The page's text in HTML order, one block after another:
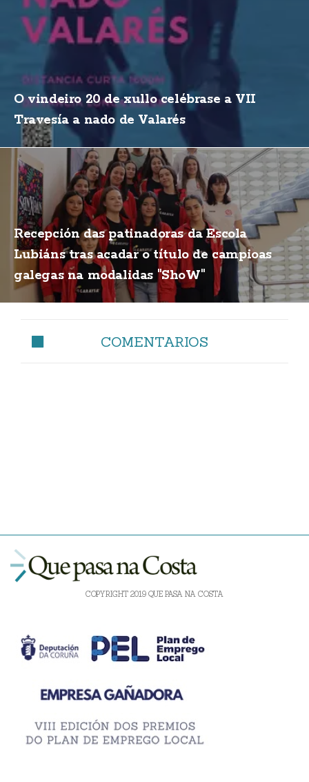
O vindeiro 20 de xullo celébrase a VII
Travesía a nado de Valarés
Recepción das patinadoras da Escola
Lubiáns tras acadar o título de campioas
galegas na modalidas "ShoW"
COMENTARIOS
COPYRIGHT 2019 QUE PASA NA COSTA